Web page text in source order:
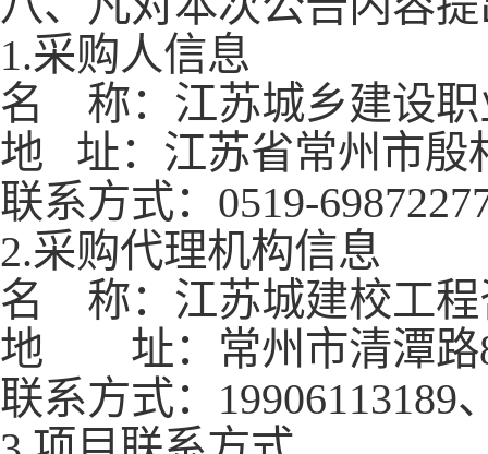
1.采购人信息
名
称：江苏城乡建设
地
址：江苏省常州市殷
联系方式： 0519-
2.采购代理机构信息
名
称：江苏城建校工
地 址：常州市清潭路
联系方式： 19906113189